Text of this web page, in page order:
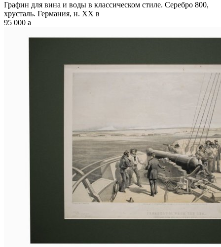
Графин для вина и воды в классическом стиле. Серебро 800,
хрусталь. Германия, н. XX в
95 000 a